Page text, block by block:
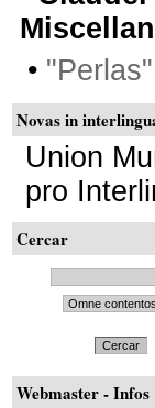
• "Perlas"
Novas in
Union
pro
Cercar
Cercar
Webmaster - Infos